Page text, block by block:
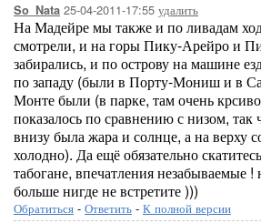
So_Nata 25-04-2011-17:55 удалить
На Мадейре мы также и по ливадам
смотрели, и на горы Пику-Арейро и
забирались, и по острову на машине
по западу (были в Порту-Мониш и в
Монте были (в парке, там очень
показалось по сравнению с низом, так
внизу была жара и солнце, а на верху
холодно). Да ещё обязательно
табогане, впечатления незабываемые !
больше нигде не встретите )))
Обратиться - Ответить - К полной версии